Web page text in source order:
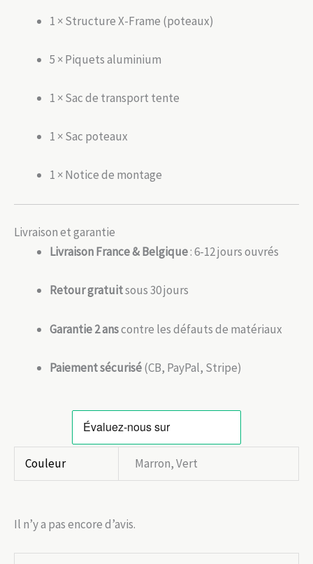
1 × Structure X-Frame (poteaux)
5 × Piquets aluminium
1 × Sac de transport tente
1 × Sac poteaux
1 × Notice de montage
Livraison et garantie
Livraison France & Belgique: 6-12 jours ouvrés
Retour gratuitsous 30 jours
Garantie 2 anscontre les défauts de matériaux
Paiement sécurisé(CB, PayPal, Stripe)
Couleur Marron, Vert
Il n’y a pas encore d’avis.